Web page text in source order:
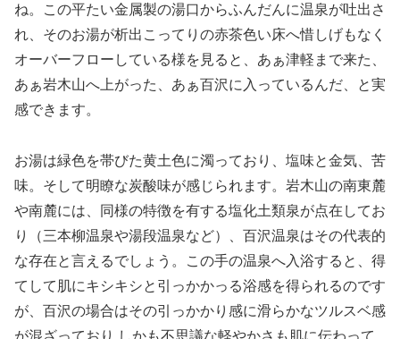
ね。この平たい金属製の湯口からふんだんに温泉が吐出さ
れ、そのお湯が析出こってりの赤茶色い床へ惜しげもなく
オーバーフローしている様を見ると、あぁ津軽まで来た、
あぁ岩木山へ上がった、あぁ百沢に入っているんだ、と実
感できます。
お湯は緑色を帯びた黄土色に濁っており、塩味と金気、苦
味。そして明瞭な炭酸味が感じられます。岩木山の南東麓
や南麓には、同様の特徴を有する塩化土類泉が点在してお
り（三本柳温泉や湯段温泉など）、百沢温泉はその代表的
な存在と言えるでしょう。この手の温泉へ入浴すると、得
てして肌にキシキシと引っかかっる浴感を得られるのです
が、百沢の場合はその引っかかり感に滑らかなツルスベ感